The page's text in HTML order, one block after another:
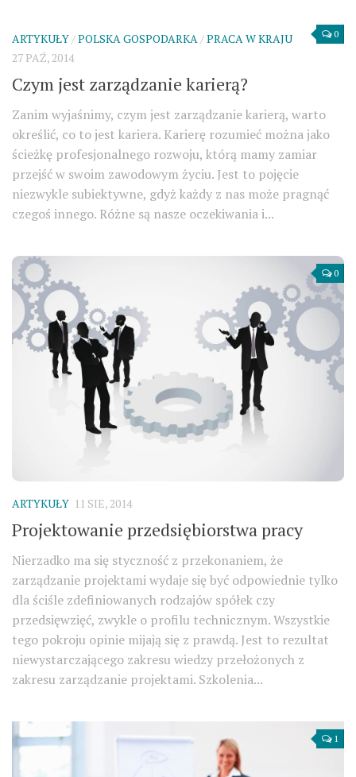
0
ARTYKUŁY/POLSKA GOSPODARKA/PRACA W KRAJU
27 PAŹ, 2014
Czym jest zarządzanie karierą?
Zanim wyjaśnimy, czym jest zarządzanie karierą, warto
określić, co to jest kariera. Karierę rozumieć można jako
ścieżkę profesjonalnego rozwoju, którą mamy zamiar
przejść w swoim zawodowym życiu. Jest to pojęcie
niezwykle subiektywne, gdyż każdy z nas może pragnąć
czegoś innego. Różne są nasze oczekiwania i...
0
ARTYKUŁY 11 SIE, 2014
Projektowanie przedsiębiorstwa pracy
Nierzadko ma się styczność z przekonaniem, że
zarządzanie projektami wydaje się być odpowiednie tylko
dla ściśle zdefiniowanych rodzajów spółek czy
przedsięwzięć, zwykle o profilu technicznym. Wszystkie
tego pokroju opinie mijają się z prawdą. Jest to rezultat
niewystarczającego zakresu wiedzy przełożonych z
zakresu zarządzanie projektami. Szkolenia...
1